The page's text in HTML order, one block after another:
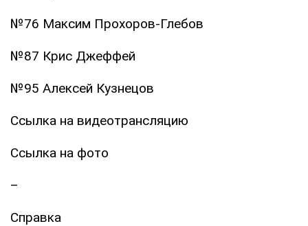
№76 Максим Прохоров-Глебов
№87 Крис Джеффей
№95 Алексей Кузнецов
Ссылка на видеотрансляцию
Ссылка на фото
–
Справка